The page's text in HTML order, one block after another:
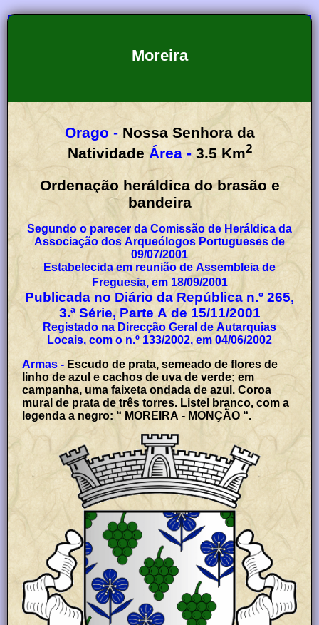
Moreira
Orago - Nossa Senhora da
Natividade Área - 3.5 Km2
Ordenação heráldica do brasão e
bandeira
Segundo o parecer da Comissão de Heráldica da
Associação dos Arqueólogos Portugueses de
09/07/2001
Estabelecida em reunião de Assembleia de
Freguesia, em 18/09/2001
Publicada no Diário da República n.º 265,
3.ª Série, Parte A de 15/11/2001
Registado na Direcção Geral de Autarquias
Locais, com o n.º 133/2002, em 04/06/2002
Armas - Escudo de prata, semeado de flores de
linho de azul e cachos de uva de verde; em
campanha, uma faixeta ondada de azul. Coroa
mural de prata de três torres. Listel branco, com a
legenda a negro: “ MOREIRA - MONÇÃO “.